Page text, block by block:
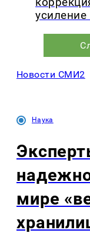
усиление
Новости СМИ2
Наука
мире